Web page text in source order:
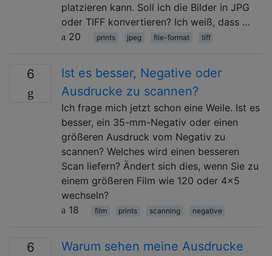
platzieren kann. Soll ich die Bilder in JPG
oder TIFF konvertieren? Ich weiß, dass …
20
prints jpeg file-format tiff
6
Ist es besser, Negative oder
Ausdrucke zu scannen?
Ich frage mich jetzt schon eine Weile. Ist es
besser, ein 35-mm-Negativ oder einen
größeren Ausdruck vom Negativ zu
scannen? Welches wird einen besseren
Scan liefern? Ändert sich dies, wenn Sie zu
einem größeren Film wie 120 oder 4x5
wechseln?
18
film prints scanning negative
6
Warum sehen meine Ausdrucke